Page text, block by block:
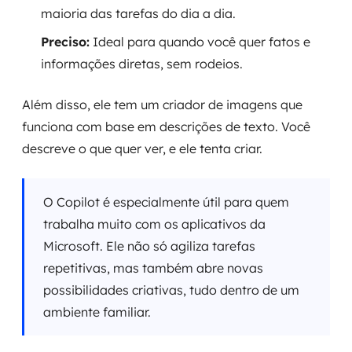
maioria das tarefas do dia a dia.
Preciso: Ideal para quando você quer fatos e
informações diretas, sem rodeios.
Além disso, ele tem um criador de imagens que
funciona com base em descrições de texto. Você
descreve o que quer ver, e ele tenta criar.
O Copilot é especialmente útil para quem
trabalha muito com os aplicativos da
Microsoft. Ele não só agiliza tarefas
repetitivas, mas também abre novas
possibilidades criativas, tudo dentro de um
ambiente familiar.